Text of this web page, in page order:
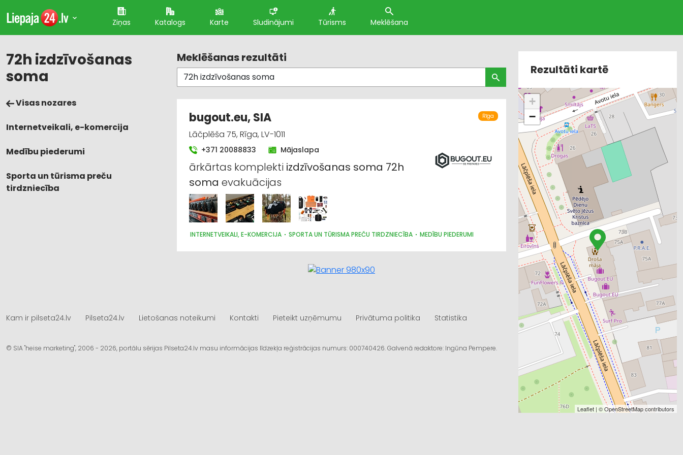
Ziņas Katalogs Karte Sludinājumi Tūrisms Meklēšana
72h izdzīvošanas
soma
Visas nozares
Internetveikali, e-komercija
Medību piederumi
Sporta un tūrisma preču
tirdzniecība
Meklēšanas rezultāti
Rīga
bugout.eu, SIA
Lāčplēša 75, Rīga, LV-1011
+371 20088833 Mājaslapa
ārkārtas komplekti izdzīvošanas soma 72h
soma evakuācijas
INTERNETVEIKALI, E-KOMERCIJA SPORTA UN TŪRISMA PREČU TIRDZNIECĪBA MEDĪBU PIEDERUMI
Rezultāti kartē
+
−
Leaflet | ©OpenStreetMapcontributors
Kam ir pilseta24.lv Pilseta24.lv Lietošanas noteikumi Kontakti Pieteikt uzņēmumu Privātuma politika Statistika
© SIA "heise marketing", 2006 - 2026, portālu sērijas Pilseta24.lv masu informācijas līdzekļa reģistrācijas numurs: 000740426. Galvenā redaktore: Ingūna Pempere.